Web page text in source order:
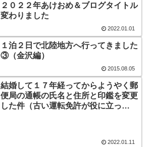
２０２２年あけおめ＆ブログタイトル
変わりました
2022.01.01
１泊２日で北陸地方へ行ってきました
③（金沢編）
2015.08.05
結婚して１７年経ってからようやく郵
便局の通帳の氏名と住所と印鑑を変更
した件（古い運転免許が役に立っ
2022.01.11